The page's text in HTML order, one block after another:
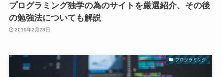
プログラミング独学の為のサイトを厳選紹介、その後
の勉強法についても解説
2019年2月23日
プログラミング